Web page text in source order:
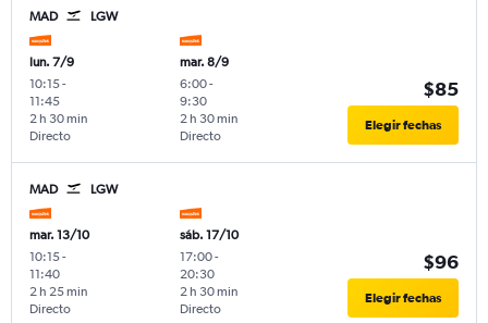
MAD LGW
lun. 7/9
10:15-
11:45
Directo
2 h 30 min
mar. 8/9
6:00-
9:30
Directo
2 h 30 min
$85
Elegir fechas
MAD LGW
mar. 13/10
10:15-
11:40
Directo
2 h 25 min
sáb. 17/10
17:00-
20:30
Directo
2 h 30 min
$96
Elegir fechas